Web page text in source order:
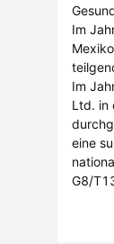
Im
Im
Ltd. in
eine
G8/